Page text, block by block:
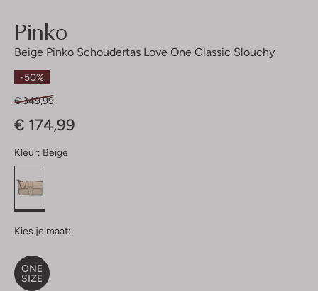
Pinko
Beige Pinko Schoudertas Love One Classic Slouchy
-50%
€ 349,99
€ 174,99
Kleur: Beige
Kies je maat:
ONE
SIZE